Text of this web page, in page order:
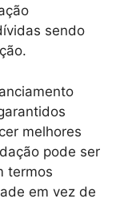
sendo
melhores
pode ser
termos
em vez de